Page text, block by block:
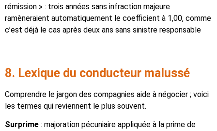
rémission » : trois années sans infraction majeure
ramèneraient automatiquement le coefficient à 1,00, comme
c’est déjà le cas après deux ans sans sinistre responsable
8. Lexique du conducteur malussé
Comprendre le jargon des compagnies aide à négocier ; voici
les termes qui reviennent le plus souvent.
Surprime : majoration pécuniaire appliquée à la prime de